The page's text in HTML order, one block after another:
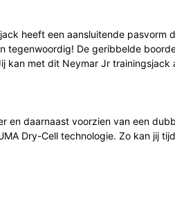
heeft een aansluitende pasvorm
tegenwoordig! De geribbelde
kan met dit Neymar Jr trainingsjack
en daarnaast voorzien van een
Dry-Cell technologie. Zo kan jij